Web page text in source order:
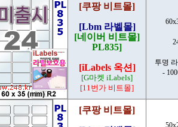
[쿠팡 비트몰]
[Lbm 라벨몰]
[네이버 비트몰]
PL835]
[iLabels 옥션]
[G마켓 iLabels]
[11번가 비트몰]
투명
-
[쿠팡 비트몰]